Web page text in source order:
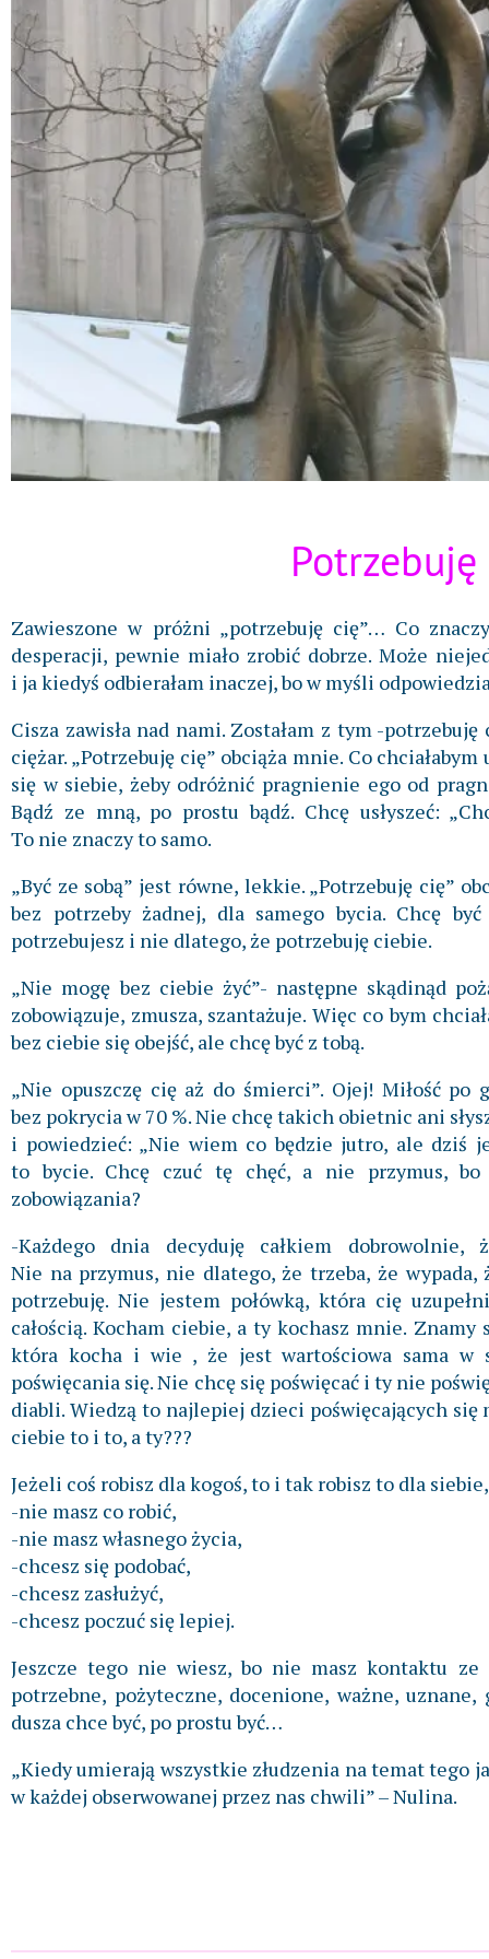
Zawieszone w próżni „potrzebuję cię”… Co
desperacji, pewnie miało zrobić dobrze. Może
i ja kiedyś odbierałam inaczej, bo w myśli
Cisza zawisła nad nami. Zostałam z tym -
ciężar. „Potrzebuję cię” obciąża mnie. Co chciałabym
się w siebie, żeby odróżnić pragnienie ego od
Bądź ze mną, po prostu bądź. Chcę usłyszeć:
To nie znaczy to samo.
„Być ze sobą” jest równe, lekkie. „Potrzebuję cię”
bez potrzeby żadnej, dla samego bycia. Chcę
potrzebujesz i nie dlatego, że potrzebuję ciebie.
„Nie mogę bez ciebie żyć”- następne skądinąd
zobowiązuje, zmusza, szantażuje. Więc co bym
bez ciebie się obejść, ale chcę być z tobą.
„Nie opuszczę cię aż do śmierci”. Ojej! Miłość po
bez pokrycia w 70 %. Nie chcę takich obietnic ani
i powiedzieć: „Nie wiem co będzie jutro, ale dziś
to bycie. Chcę czuć tę chęć, a nie przymus, bo
zobowiązania?
-Każdego dnia decyduję całkiem
Nie na przymus, nie dlatego, że trzeba, że
potrzebuję. Nie jestem połówką, która cię
całością. Kocham ciebie, a ty kochasz mnie. Znamy
która kocha i wie , że jest wartościowa sama w
poświęcania się. Nie chcę się poświęcać i ty nie
diabli. Wiedzą to najlepiej dzieci poświęcających
ciebie to i to, a ty???
Jeżeli coś robisz dla kogoś, to i tak robisz to dla
-nie masz co robić,
-nie masz własnego życia,
-chcesz się podobać,
-chcesz zasłużyć,
-chcesz poczuć się lepiej.
Jeszcze tego nie wiesz, bo nie masz kontaktu
potrzebne, pożyteczne, docenione, ważne, uznane,
dusza chce być, po prostu być…
„Kiedy umierają wszystkie złudzenia na temat tego
w każdej obserwowanej przez nas chwili” – Nulina.